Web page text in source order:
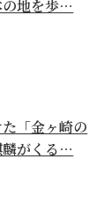
の地を歩…
「金ヶ崎の
麟がくる…